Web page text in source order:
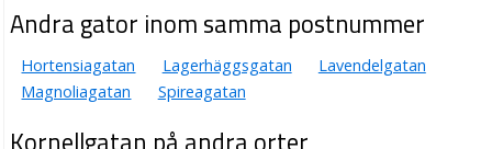
Andra gator inom samma postnummer
Hortensiagatan Lagerhäggsgatan
Lavendelgatan
Magnoliagatan
Spireagatan